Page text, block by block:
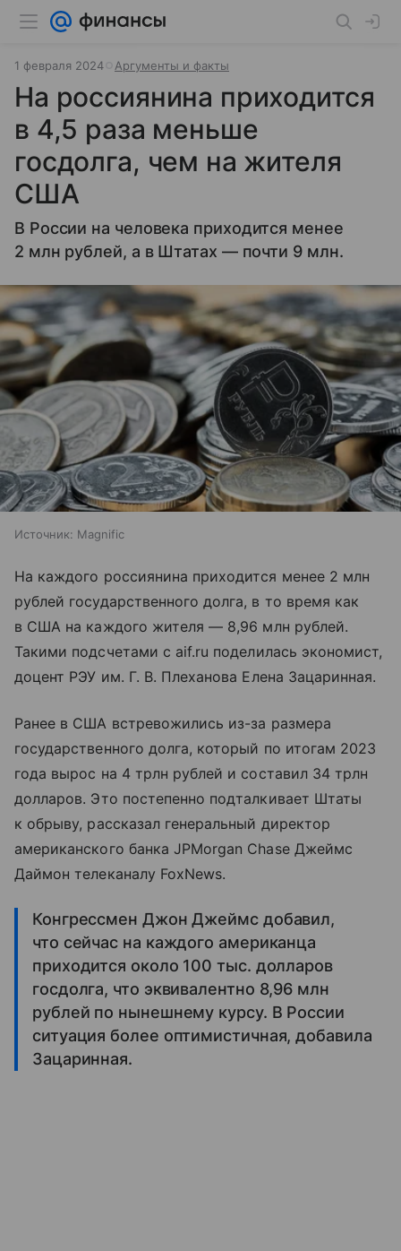
1 февраля 2024 Аргументы и факты
На россиянина приходится
в 4,5 раза меньше
госдолга, чем на жителя
США
В России на человека приходится менее
2 млн рублей, а в Штатах — почти 9 млн.
Источник: Magnific
На каждого россиянина приходится менее 2 млн
рублей государственного долга, в то время как
в США на каждого жителя — 8,96 млн рублей.
Такими подсчетами с aif.ru поделилась экономист,
доцент РЭУ им. Г. В. Плеханова Елена Зацаринная.
Ранее в США встревожились из-за размера
государственного долга, который по итогам 2023
года вырос на 4 трлн рублей и составил 34 трлн
долларов. Это постепенно подталкивает Штаты
к обрыву, рассказал генеральный директор
американского банка JPMorgan Chase Джеймс
Даймон телеканалу FoxNews.
Конгрессмен Джон Джеймс добавил,
что сейчас на каждого американца
приходится около 100 тыс. долларов
госдолга, что эквивалентно 8,96 млн
рублей по нынешнему курсу. В России
ситуация более оптимистичная, добавила
Зацаринная.